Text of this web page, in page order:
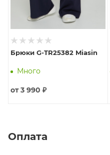
Брюки G-TR25382 Miasin
Много
от3 990 ₽
Оплата